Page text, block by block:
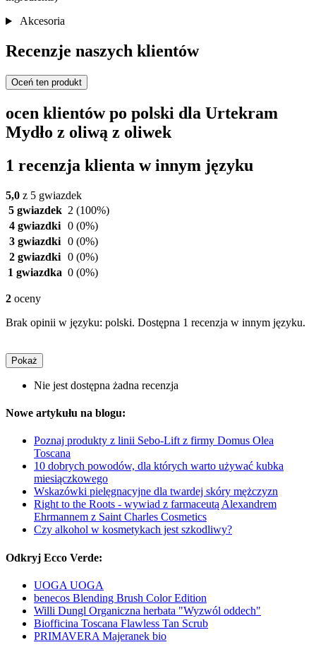
Akcesoria
Recenzje naszych klientów
Oceń ten produkt
ocen klientów po polski dla Urtekram
Mydło z oliwą z oliwek
1 recenzja klienta w innym języku
5,0 z 5 gwiazdek
5 gwiazdek 2 (100%)
4 gwiazdki 0 (0%)
3 gwiazdki 0 (0%)
2 gwiazdki 0 (0%)
1 gwiazdka 0 (0%)
2 oceny
Brak opinii w języku: polski. Dostępna 1 recenzja w innym języku.
Pokaż
Nie jest dostępna żadna recenzja
Nowe artykułu na blogu:
Poznaj produkty z linii Sebo-Lift z firmy Domus Olea
Toscana
10 dobrych powodów, dla których warto używać kubka
miesiączkowego
Wskazówki pielęgnacyjne dla twardej skóry mężczyzn
Right to the Roots - wywiad z farmaceutą Alexandrem
Ehrmannem z Saint Charles Cosmetics
Czy alkohol w kosmetykach jest szkodliwy?
Odkryj Ecco Verde:
UOGA UOGA
benecos Blending Brush Color Edition
Willi Dungl Organiczna herbata "Wyzwól oddech"
Biofficina Toscana Flawless Tan Scrub
PRIMAVERA Majeranek bio